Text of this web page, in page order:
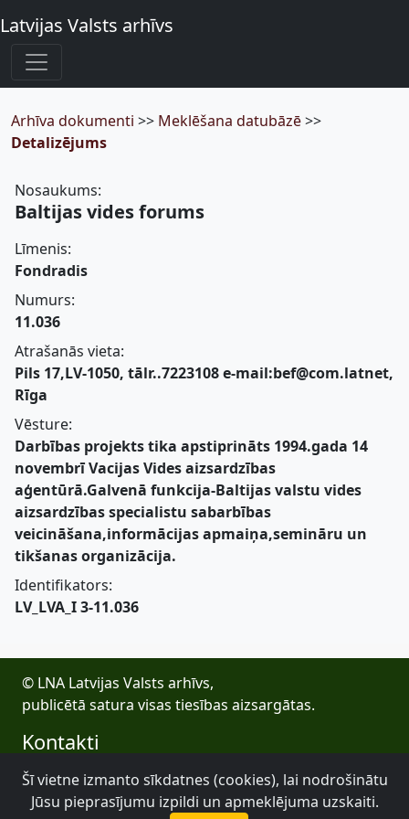
Latvijas Valsts arhīvs
Arhīva dokumenti >> Meklēšana datubāzē>>
Detalizējums
Nosaukums:
Baltijas vides forums
Līmenis:
Fondradis
Numurs:
11.036
Atrašanās vieta:
Pils 17,LV-1050, tālr..7223108 e-mail:bef@com.latnet,
Rīga
Vēsture:
Darbības projekts tika apstiprināts 1994.gada 14
novembrī Vacijas Vides aizsardzības
aģentūrā.Galvenā funkcija-Baltijas valstu vides
aizsardzības specialistu sabarbības
veicināšana,informācijas apmaiņa,semināru un
tikšanas organizācija.
Identifikators:
LV_LVA_I 3-11.036
© LNA Latvijas Valsts arhīvs,
publicētā satura visas tiesības aizsargātas.
Kontakti
E-pasts: lva@arhivi.gov.lv
Tālrunis: +371 20027447
Šī vietne izmanto sīkdatnes (cookies), lai nodrošinātu
Jūsu pieprasījumu izpildi un apmeklējuma uzskaiti.